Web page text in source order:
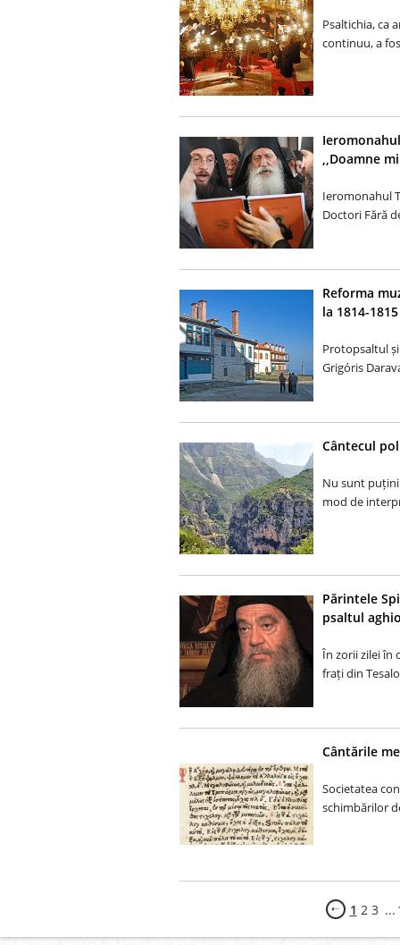
Psaltichia, ca
continuu, a
,,Doamne
Ieromonahul
Doctori Fără
Reforma
la 1814-1815
Protopsaltul
Grigóris
Cântecul
Nu sunt puțini
mod de
Părintele
psaltul
În zorii zilei în
frați din
Cântările
Societatea
schimbărilor
1 2 3 ...